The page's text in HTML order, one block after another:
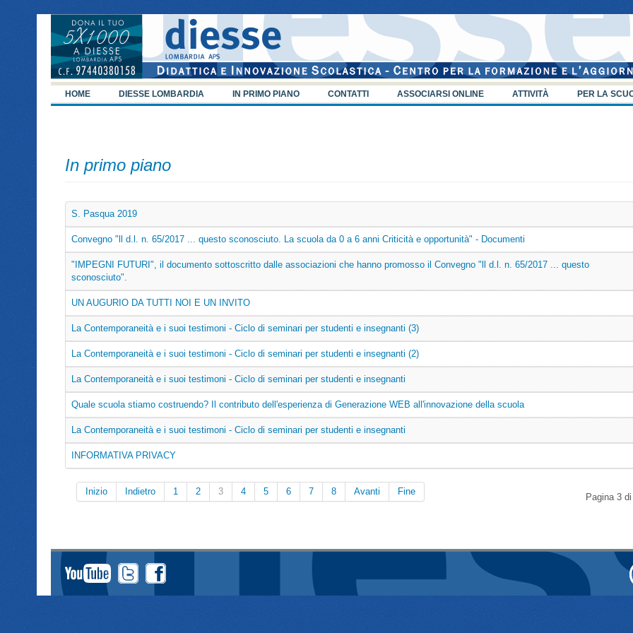
HOME DIESSE LOMBARDIA IN PRIMO PIANO CONTATTI ASSOCIARSI ONLINE ATTIVITÀ PER LA
In primo piano
S. Pasqua 2019
Convegno "ll d.l. n. 65/2017 ... questo sconosciuto. La scuola da 0 a 6 anni Criticità e opportunità" - Documenti
"IMPEGNI FUTURI", il documento sottoscritto dalle associazioni che hanno promosso il Convegno "ll d.l. n. 65/2017 ... questo
sconosciuto".
UN AUGURIO DA TUTTI NOI E UN INVITO
La Contemporaneità e i suoi testimoni - Ciclo di seminari per studenti e insegnanti (3)
La Contemporaneità e i suoi testimoni - Ciclo di seminari per studenti e insegnanti (2)
La Contemporaneità e i suoi testimoni - Ciclo di seminari per studenti e insegnanti
Quale scuola stiamo costruendo? Il contributo dell'esperienza di Generazione WEB all'innovazione della scuola
La Contemporaneità e i suoi testimoni - Ciclo di seminari per studenti e insegnanti
INFORMATIVA PRIVACY
Pagina 3
Inizio Indietro 1 2 3 4 5 6 7 8 Avanti Fine